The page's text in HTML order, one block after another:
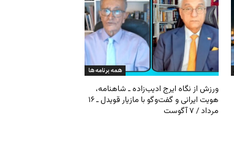
همه برنامه ها
ورزش از نگاه ایرج ادیب‌زاده ـ شاهنامه،
هویت ایرانی و گفت‌وگو با مازیار قویدل ـ ۱۶
مرداد / ۷ آگوست